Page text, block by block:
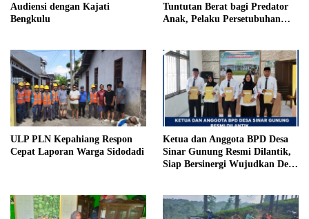
Audiensi dengan Kajati
Bengkulu
Tuntutan Berat bagi Predator
Anak, Pelaku Persetubuhan
Penjara
ULP PLN Kepahiang Respon
Cepat Laporan Warga Sidodadi
Ketua dan Anggota BPD Desa
Sinar Gunung Resmi Dilantik,
Siap Bersinergi Wujudkan Desa